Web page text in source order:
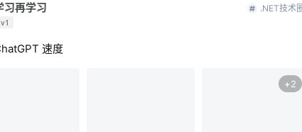
习再学习 .NET技术
速度
+2